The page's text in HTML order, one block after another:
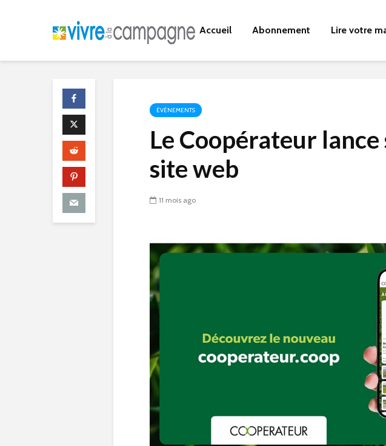
Accueil Abonnement Lire votre
ÉVÉNEMENTS
Le Coopérateur lance
site web
11 mois ago